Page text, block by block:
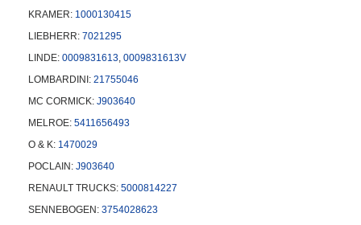
KRAMER: 1000130415
LIEBHERR: 7021295
LINDE: 0009831613, 0009831613V
LOMBARDINI: 21755046
MC CORMICK: J903640
MELROE: 5411656493
O & K: 1470029
POCLAIN: J903640
RENAULT TRUCKS: 5000814227
SENNEBOGEN: 3754028623